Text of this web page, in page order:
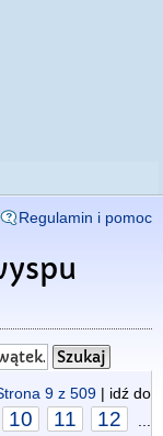
Regulamin i pomoc
9 z 509 | idź do
10 11 12